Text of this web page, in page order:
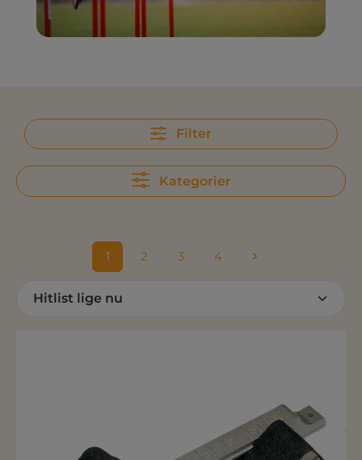
Filter
Kategorier
Side
1 Side
2 Side
3 Side
4